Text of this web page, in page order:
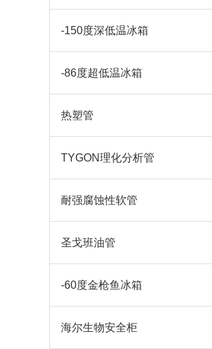
-150度深低温冰箱
-86度超低温冰箱
热塑管
TYGON理化分析管
耐强腐蚀性软管
圣戈班油管
-60度金枪鱼冰箱
海尔生物安全柜